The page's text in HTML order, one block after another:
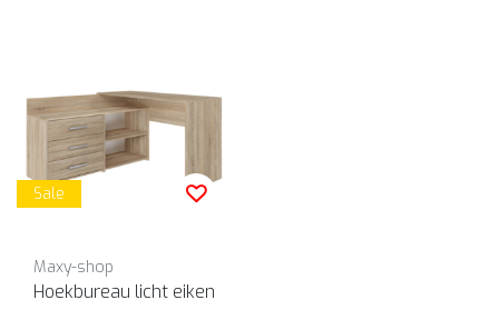
Sale
Maxy-shop
Hoekbureau licht eiken